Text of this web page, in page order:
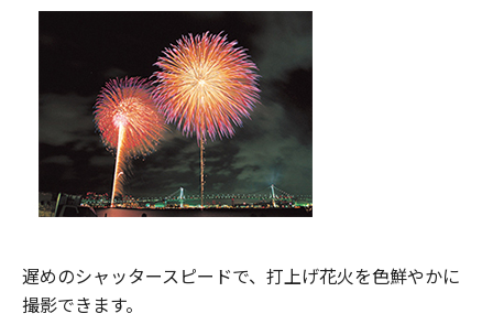
遅めのシャッタースピードで、打上げ花火を色鮮やかに
撮影できます。